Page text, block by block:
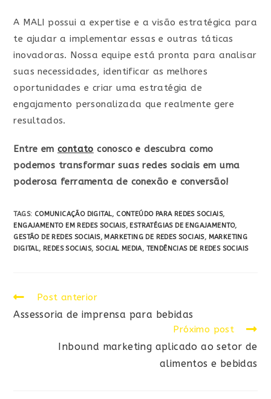
A MALI possui a expertise e a visão estratégica para
te ajudar a implementar essas e outras táticas
inovadoras. Nossa equipe está pronta para analisar
suas necessidades, identificar as melhores
oportunidades e criar uma estratégia de
engajamento personalizada que realmente gere
resultados.
Entre emcontato conosco e descubra como
podemos transformar suas redes sociais em uma
poderosa ferramenta de conexão e conversão!
TAGS: COMUNICAÇÃO DIGITAL, CONTEÚDO PARA REDES SOCIAIS,
ENGAJAMENTO EM REDES SOCIAIS, ESTRATÉGIAS DE ENGAJAMENTO,
GESTÃO DE REDES SOCIAIS, MARKETING DE REDES SOCIAIS, MARKETING
DIGITAL, REDES SOCIAIS, SOCIAL MEDIA, TENDÊNCIAS DE REDES SOCIAIS
Post anterior
Assessoria de imprensa para bebidas
Próximo post
Inbound marketing aplicado ao setor de
alimentos e bebidas